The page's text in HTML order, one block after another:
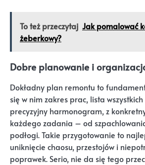
To też przeczytaj Jak pomalować
żeberkowy?
Dobre planowanie i
Dokładny plan remontu to
się w nim zakres prac, lista
precyzyjny harmonogram, z
każdego zadania – od
podłogi. Takie przygotowanie to
uniknięcie chaosu, przestojów i
poprawek. Serio, nie da się tego